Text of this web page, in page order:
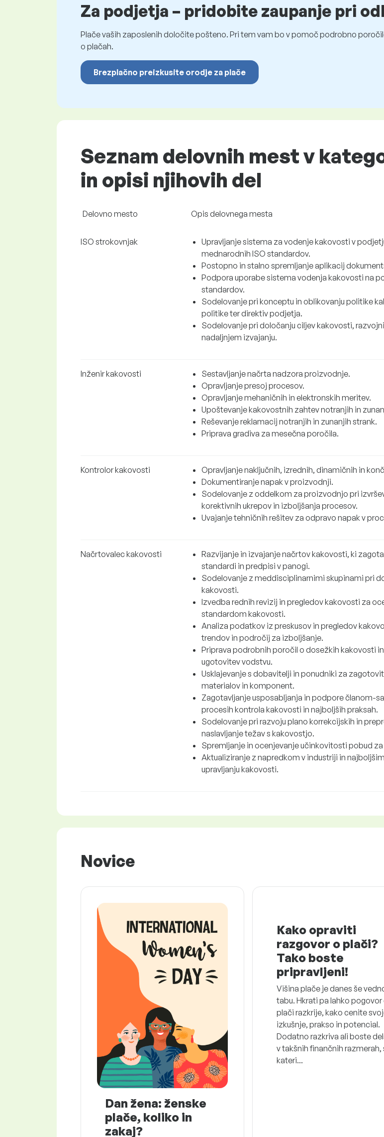
Za podjetja – pridobite zaupanje pri
Plače vaših zaposlenih določite pošteno. Pri tem vam bo v pomoč podrobno
o plačah.
Brezplačno preizkusite orodje za plače
Seznam delovnih mest v
in opisi njihovih del
Delovno mesto Opis delovnega mesta
ISO strokovnjak
Upravljanje sistema za vodenje kakovosti v
mednarodnih ISO standardov.
Postopno in stalno spremljanje aplikacij
Podpora uporabe sistema vodenja kakovosti na
standardov.
Sodelovanje pri konceptu in oblikovanju politike
politike ter direktiv podjetja.
Sodelovanje pri določanju ciljev kakovosti,
nadaljnjem izvajanju.
Inženir kakovosti
Sestavljanje načrta nadzora proizvodnje.
Opravljanje presoj procesov.
Opravljanje mehaničnih in elektronskih meritev.
Upoštevanje kakovostnih zahtev notranjih in
Reševanje reklamacij notranjih in zunanjih strank.
Priprava gradiva za mesečna poročila.
Kontrolor kakovosti
Opravljanje naključnih, izrednih, dinamičnih in
Dokumentiranje napak v proizvodnji.
Sodelovanje z oddelkom za proizvodnjo pri
korektivnih ukrepov in izboljšanja procesov.
Uvajanje tehničnih rešitev za odpravo napak v
Načrtovalec kakovosti
Razvijanje in izvajanje načrtov kakovosti, ki
standardi in predpisi v panogi.
Sodelovanje z meddisciplinarnimi skupinami pri
kakovosti.
Izvedba rednih revizij in pregledov kakovosti za
standardom kakovosti.
Analiza podatkov iz preskusov in pregledov
trendov in področij za izboljšanje.
Priprava podrobnih poročil o dosežkih kakovosti
ugotovitev vodstvu.
Usklajevanje s dobavitelji in ponudniki za
materialov in komponent.
Zagotavljanje usposabljanja in podpore članom-
procesih kontrola kakovosti in najboljših praksah.
Sodelovanje pri razvoju plano korrekcijskih in
naslavljanje težav s kakovostjo.
Spremljanje in ocenjevanje učinkovitosti pobud
Aktualiziranje z napredkom v industriji in
upravljanju kakovosti.
Novice
Dan žena: ženske
plače, koliko in
zakaj?
Kako opraviti
razgovor o plači?
Tako boste
pripravljeni!
Višina plače je danes še
tabu. Hkrati pa lahko pogovor
plači razkrije, kako cenite
izkušnje, prakso in potencial.
Dodatno razkriva ali boste
v takšnih finančnih razmerah,
kateri...